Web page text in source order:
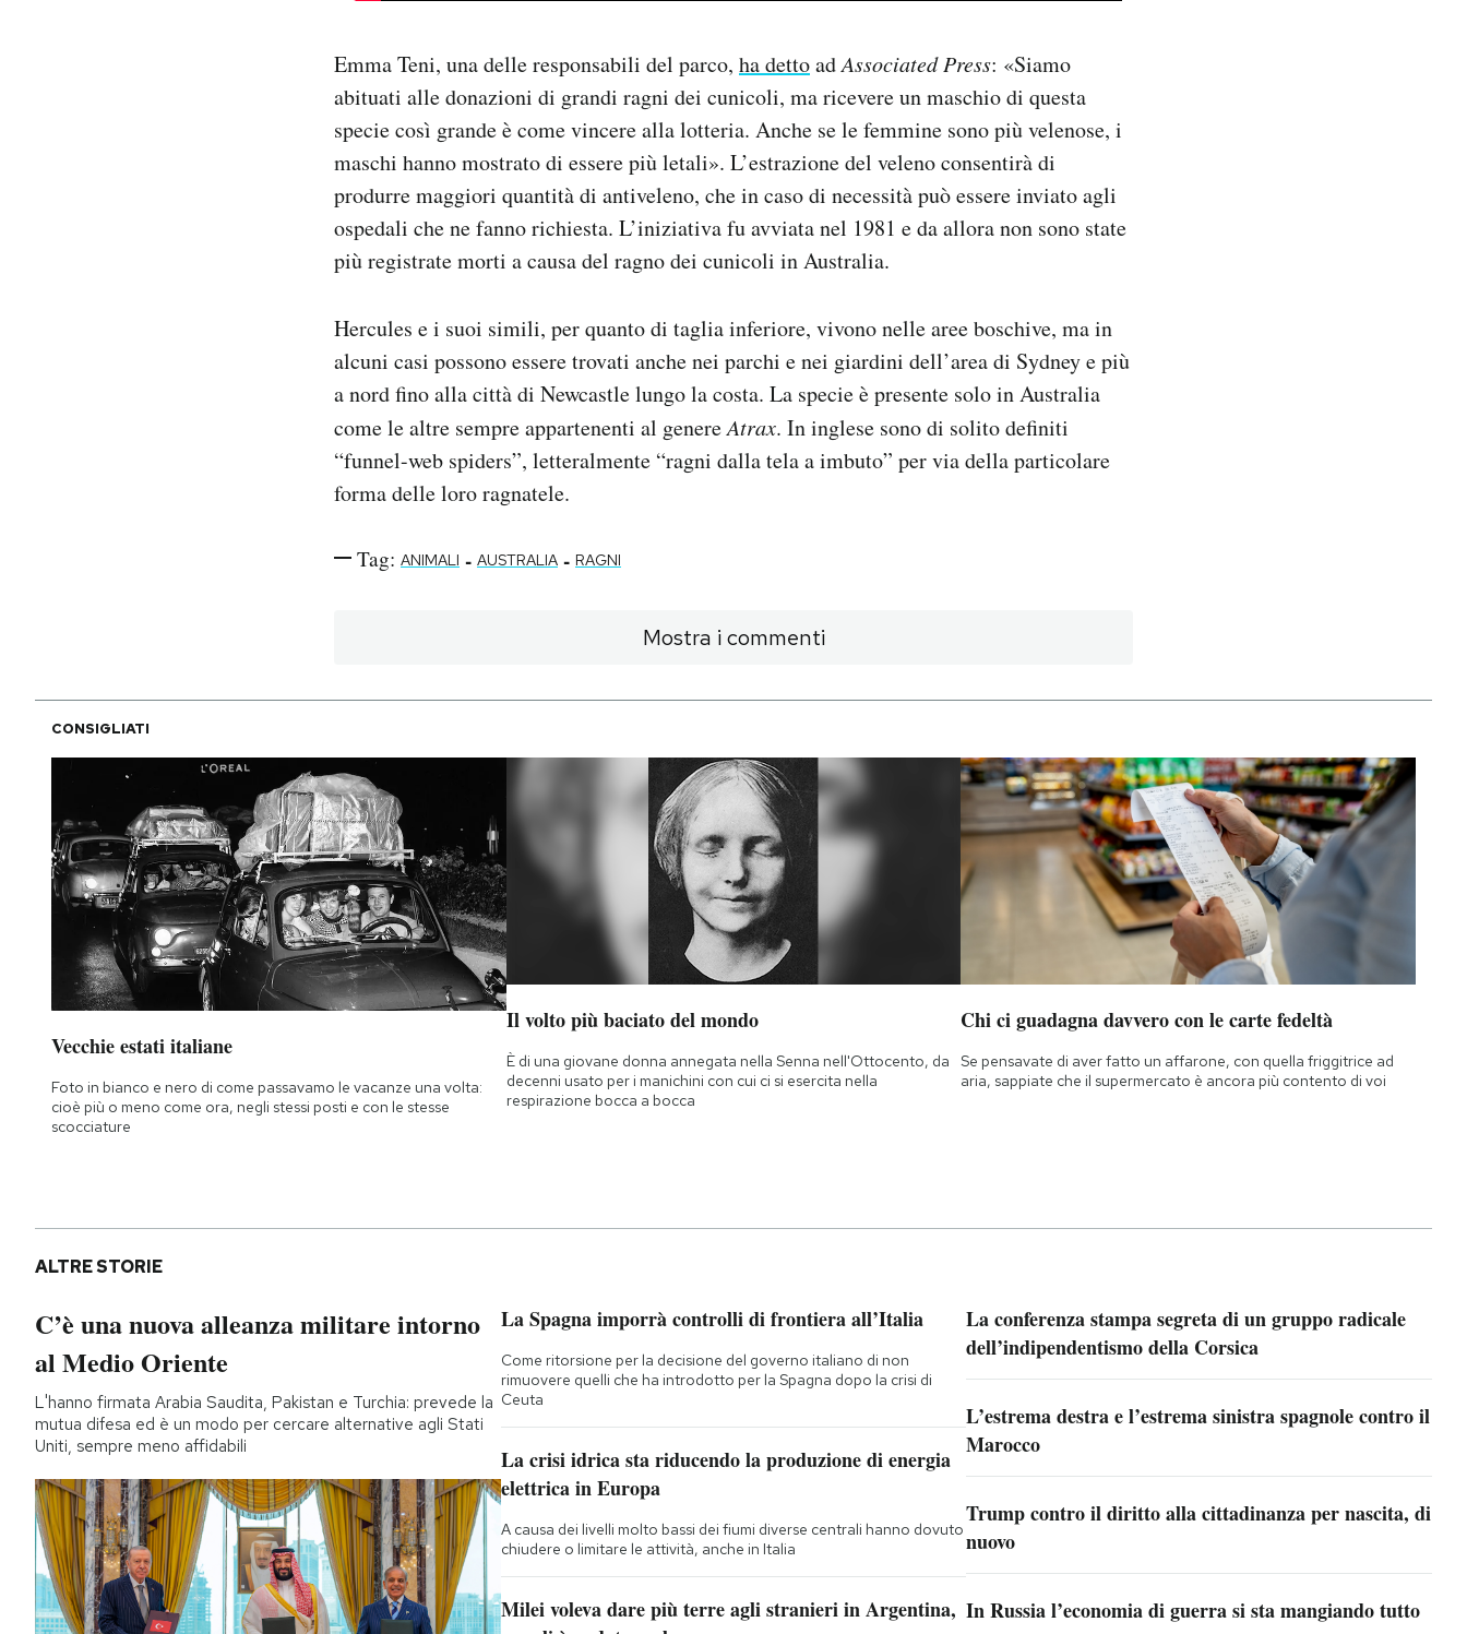
Emma Teni, una delle responsabili del parco, ha dettoadAssociated Press: «Siamo
abituati alle donazioni di grandi ragni dei cunicoli, ma ricevere un maschio di questa
specie così grande è come vincere alla lotteria. Anche se le femmine sono più velenose, i
maschi hanno mostrato di essere più letali». L’estrazione del veleno consentirà di
produrre maggiori quantità di antiveleno, che in caso di necessità può essere inviato agli
ospedali che ne fanno richiesta. L’iniziativa fu avviata nel 1981 e da allora non sono state
più registrate morti a causa del ragno dei cunicoli in Australia.
Hercules e i suoi simili, per quanto di taglia inferiore, vivono nelle aree boschive, ma in
alcuni casi possono essere trovati anche nei parchi e nei giardini dell’area di Sydney e più
a nord fino alla città di Newcastle lungo la costa. La specie è presente solo in Australia
come le altre sempre appartenenti al genereAtrax. In inglese sono di solito definiti
“funnel-web spiders”, letteralmente “ragni dalla tela a imbuto” per via della particolare
forma delle loro ragnatele.
Tag: ANIMALI - AUSTRALIA - RAGNI
Mostra i commenti
CONSIGLIATI
Vecchie estati italiane
Foto in bianco e nero di come passavamo le vacanze una volta:
cioè più o meno come ora, negli stessi posti e con le stesse
scocciature
Il volto più baciato del mondo
È di una giovane donna annegata nella Senna nell'Ottocento, da
decenni usato per i manichini con cui ci si esercita nella
respirazione bocca a bocca
Chi ci guadagna davvero con le carte fedeltà
Se pensavate di aver fatto un affarone, con quella friggitrice ad
aria, sappiate che il supermercato è ancora più contento di voi
ALTRE STORIE
C’è una nuova alleanza militare intorno
al Medio Oriente
L'hanno firmata Arabia Saudita, Pakistan e Turchia: prevede la
mutua difesa ed è un modo per cercare alternative agli Stati
Uniti, sempre meno affidabili
La Spagna imporrà controlli di frontiera all’Italia
Come ritorsione per la decisione del governo italiano di non
rimuovere quelli che ha introdotto per la Spagna dopo la crisi di
Ceuta
La crisi idrica sta riducendo la produzione di energia
elettrica in Europa
A causa dei livelli molto bassi dei fiumi diverse centrali hanno dovuto
chiudere o limitare le attività, anche in Italia
Milei voleva dare più terre agli stranieri in Argentina,
La conferenza stampa segreta di un gruppo radicale
dell’indipendentismo della Corsica
L’estrema destra e l’estrema sinistra spagnole contro il
Marocco
Trump contro il diritto alla cittadinanza per nascita, di
nuovo
In Russia l’economia di guerra si sta mangiando tutto